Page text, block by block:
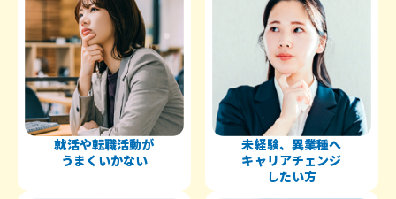
就活や転職活動が
うまくいかない
未経験、異業種へ
キャリアチェンジ
したい方